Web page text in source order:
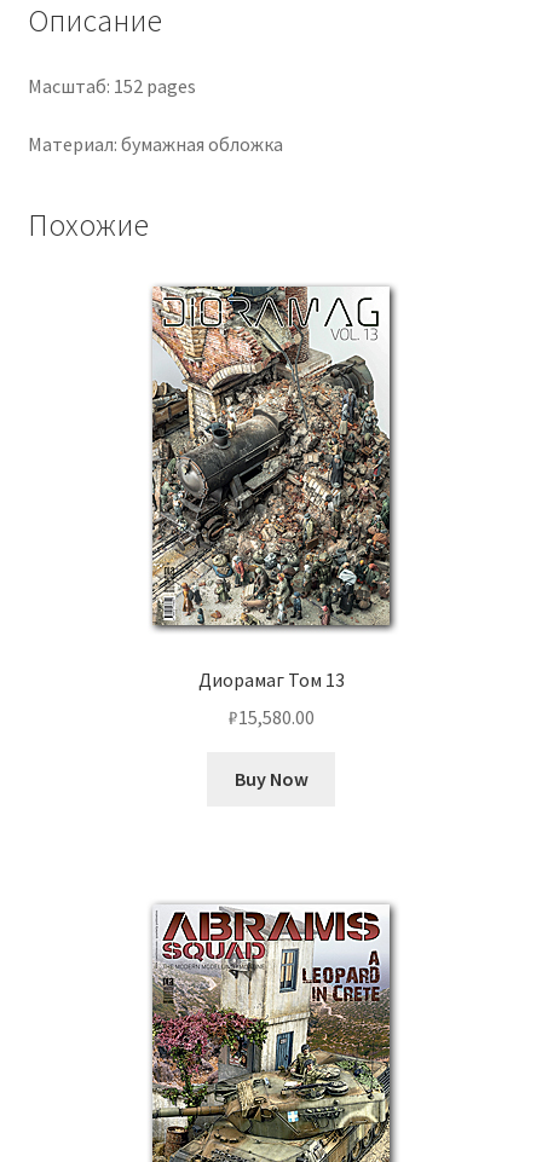
Описание
Масштаб: 152 pages
Материал: бумажная обложка
Похожие
Диорамаг Том 13
₽15,580.00
Buy Now